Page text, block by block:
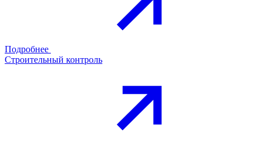
Подробнее
Строительный контроль